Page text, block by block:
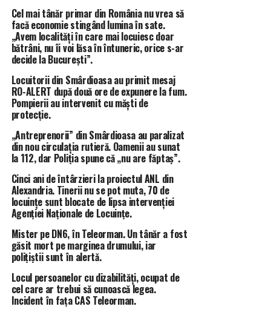
Minisrerul Agriculturii, care ar fi făcut diferența în
dosarul ICA, cel în care Dan Voiculescu a fost
condamnat la închisoare cu executare.
Mai exact, ministrul Daniel Constantin a refuzat atunci
să retragă instituția pe care o conducea din procesul
penal al lui Voiculescu, unde se constituise parte civilă
pentru recuperarea prejudiciului, fapt care ar fi dus la
condamnarea profesorului Voiculescu.
„Cer public lui Voiculescu Dan si trustului de presa
Intact sa opreasca amenințările si santajul mediatic
la adresa conducerii PNL.
De 10 ani de zile, mai exact de la momentul
încarcerării lui Voiculescu Dan, familia mea este ținta
unor acțiuni neintrerupte de tip securistic, de
denigrare și hărțuire, derulate de angajatul lui
Voiculescu Dan, Ciuvica Mugur cu sprijinul trustului
de presa Intact.
Diverse institutii au fost inundate cu plangeri pe
teme inventate, absolut toate fiind considerate
nefondate de catre institutiile sesizate:
Cel mai tânăr primar din România nu vrea să
facă economie stingând lumina în sate.
„Avem localități în care mai locuiesc doar
bătrâni, nu îi voi lăsa în întuneric, orice s-ar
decide la București”.
Locuitorii din Smârdioasa au primit mesaj
RO-ALERT după două ore de expunere la fum.
Pompierii au intervenit cu măști de
protecție.
„Antreprenorii” din Smârdioasa au paralizat
din nou circulația rutieră. Oamenii au sunat
la 112, dar Poliția spune că „nu are făptaș”.
Cinci ani de întârzieri la proiectul ANL din
Alexandria. Tinerii nu se pot muta, 70 de
locuințe sunt blocate de lipsa intervenției
Agenției Naționale de Locuințe.
Mister pe DN6, în Teleorman. Un tânăr a fost
găsit mort pe marginea drumului, iar
polițiștii sunt în alertă.
Locul persoanelor cu dizabilități, ocupat de
cel care ar trebui să cunoască legea.
Incident în fața CAS Teleorman.